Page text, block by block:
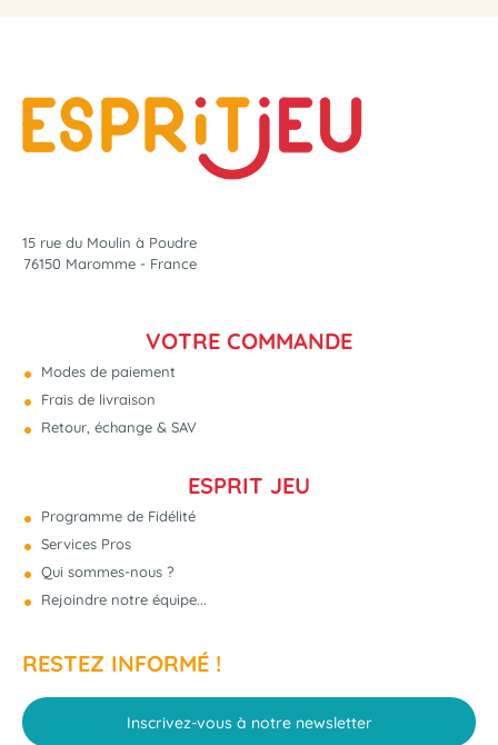
15 rue du Moulin à Poudre
76150 Maromme - France
VOTRE COMMANDE
Modes de paiement
Frais de livraison
Retour, échange & SAV
ESPRIT JEU
Programme de Fidélité
Services Pros
Qui sommes-nous ?
Rejoindre notre équipe...
RESTEZ INFORMÉ !
Inscrivez-vous à notre newsletter